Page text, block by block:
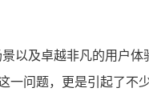
以及卓越非凡的用户
问题，更是引起了不